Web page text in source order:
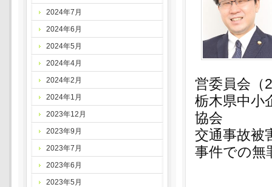
営委員会（
栃木県中小
協会
交通事故被
事件での無
2024年7月
2024年6月
2024年5月
2024年4月
2024年2月
2024年1月
2023年12月
2023年9月
2023年7月
2023年6月
2023年5月